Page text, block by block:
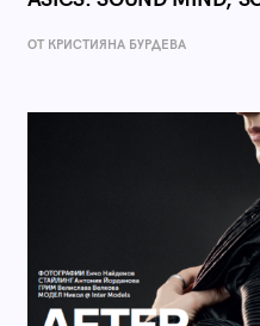
ОТ КРИСТИЯНА БУРДЕВА